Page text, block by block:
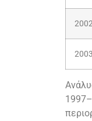
2003